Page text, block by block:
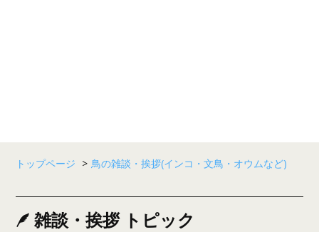
トップページ > 鳥の雑談・挨拶(インコ・文鳥・オウムなど)
雑談・挨拶 トピック